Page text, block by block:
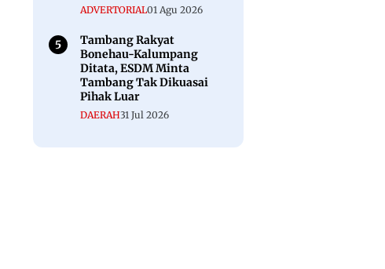
ADVERTORIAL01 Agu 2026
Tambang Rakyat
Bonehau-Kalumpang
Ditata, ESDM Minta
Tambang Tak Dikuasai
Pihak Luar
DAERAH31 Jul 2026